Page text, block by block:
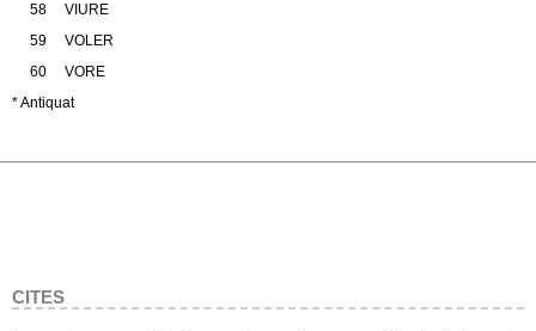
58 VIURE
59 VOLER
60 VORE
* Antiquat
CITES